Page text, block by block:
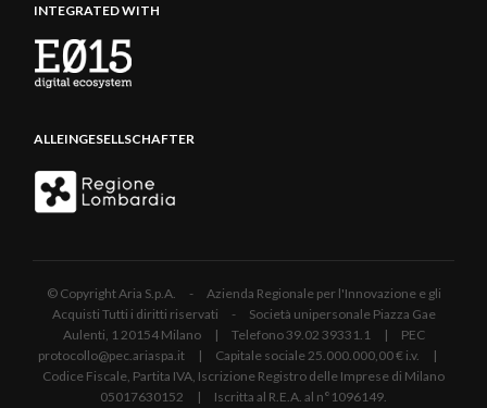
INTEGRATED WITH
ALLEINGESELLSCHAFTER
© Copyright Aria S.p.A. - Azienda Regionale per l'Innovazione e gli
Acquisti Tutti i diritti riservati - Società unipersonale Piazza Gae
Aulenti, 1 20154 Milano | Telefono 39.02 39331.1 | PEC
protocollo@pec.ariaspa.it | Capitale sociale 25.000.000,00 € i.v. |
Codice Fiscale, Partita IVA, Iscrizione Registro delle Imprese di Milano
05017630152 | Iscritta al R.E.A. al n°1096149.